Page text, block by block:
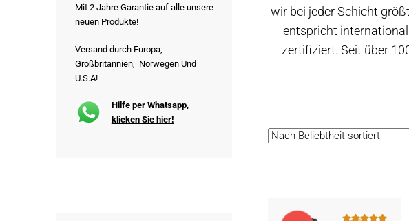
wir bei jeder Schicht
entspricht
zertifiziert. Seit über
Mit 2 Jahre Garantie auf alle unsere
neuen Produkte!
Versand durch Europa,
Großbritannien, Norwegen Und
U.S.A!
Hilfe per Whatsapp,
klicken Sie hier!